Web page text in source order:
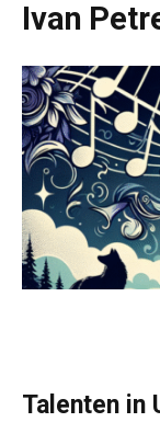
Ivan
Talenten in